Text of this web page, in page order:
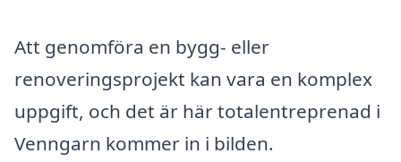
Att genomföra en bygg- eller
renoveringsprojekt kan vara en komplex
uppgift, och det är här totalentreprenad i
Venngarn kommer in i bilden.